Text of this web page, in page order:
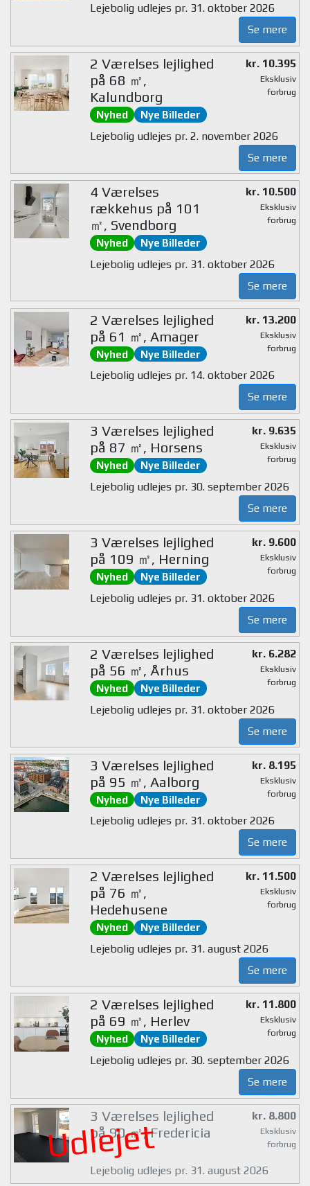
Lejebolig udlejes pr. 31. oktober 2026
Se mere
2 Værelses lejlighed
på 68 ㎡,
Kalundborg
Nyhed Nye Billeder
kr. 10.395
Eksklusiv
forbrug
Lejebolig udlejes pr. 2. november 2026
Se mere
4 Værelses
rækkehus på 101
㎡, Svendborg
Nyhed Nye Billeder
kr. 10.500
Eksklusiv
forbrug
Lejebolig udlejes pr. 31. oktober 2026
Se mere
2 Værelses lejlighed
på 61 ㎡, Amager
Nyhed Nye Billeder
kr. 13.200
Eksklusiv
forbrug
Lejebolig udlejes pr. 14. oktober 2026
Se mere
3 Værelses lejlighed
på 87 ㎡, Horsens
Nyhed Nye Billeder
kr. 9.635
Eksklusiv
forbrug
Lejebolig udlejes pr. 30. september 2026
Se mere
3 Værelses lejlighed
på 109 ㎡, Herning
Nyhed Nye Billeder
kr. 9.600
Eksklusiv
forbrug
Lejebolig udlejes pr. 31. oktober 2026
Se mere
2 Værelses lejlighed
på 56 ㎡, Århus
Nyhed Nye Billeder
kr. 6.282
Eksklusiv
forbrug
Lejebolig udlejes pr. 31. oktober 2026
Se mere
3 Værelses lejlighed
på 95 ㎡, Aalborg
Nyhed Nye Billeder
kr. 8.195
Eksklusiv
forbrug
Lejebolig udlejes pr. 31. oktober 2026
Se mere
2 Værelses lejlighed
på 76 ㎡,
Hedehusene
Nyhed Nye Billeder
kr. 11.500
Eksklusiv
forbrug
Lejebolig udlejes pr. 31. august 2026
Se mere
2 Værelses lejlighed
på 69 ㎡, Herlev
Nyhed Nye Billeder
kr. 11.800
Eksklusiv
forbrug
Lejebolig udlejes pr. 30. september 2026
Se mere
Udlejet
3 Værelses lejlighed
på 90 ㎡, Fredericia
kr. 8.800
Eksklusiv
forbrug
Lejebolig udlejes pr. 31. august 2026